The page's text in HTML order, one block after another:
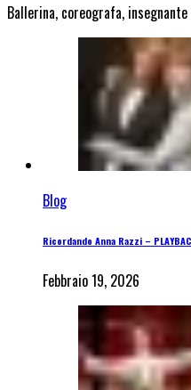
Ballerina, coreografa,
Blog
Ricordando Anna Razzi –
Febbraio 19, 2026